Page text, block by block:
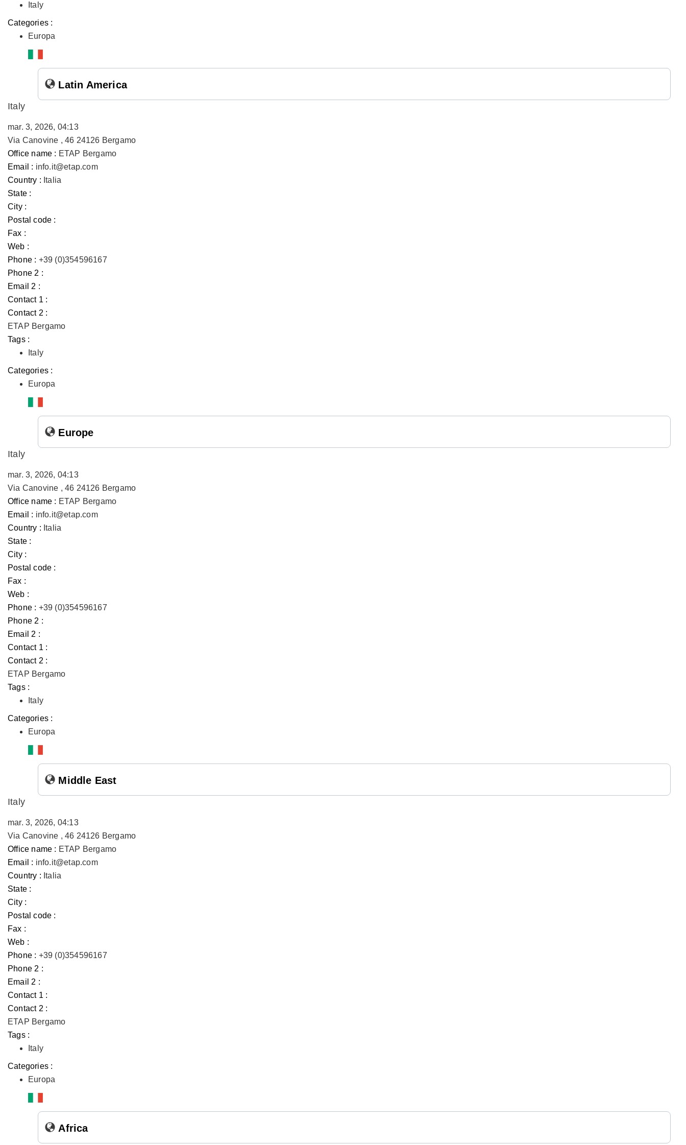
Italy
Categories :
Europa
Latin America
Italy
mar. 3, 2026, 04:13
Via Canovine , 46 24126 Bergamo
Office name : ETAP Bergamo
Email : info.it@etap.com
Country : Italia
State :
City :
Postal code :
Fax :
Web :
Phone : +39 (0)354596167
Phone 2 :
Email 2 :
Contact 1 :
Contact 2 :
ETAP Bergamo
Tags :
Italy
Categories :
Europa
Europe
Italy
mar. 3, 2026, 04:13
Via Canovine , 46 24126 Bergamo
Office name : ETAP Bergamo
Email : info.it@etap.com
Country : Italia
State :
City :
Postal code :
Fax :
Web :
Phone : +39 (0)354596167
Phone 2 :
Email 2 :
Contact 1 :
Contact 2 :
ETAP Bergamo
Tags :
Italy
Categories :
Europa
Middle East
Italy
mar. 3, 2026, 04:13
Via Canovine , 46 24126 Bergamo
Office name : ETAP Bergamo
Email : info.it@etap.com
Country : Italia
State :
City :
Postal code :
Fax :
Web :
Phone : +39 (0)354596167
Phone 2 :
Email 2 :
Contact 1 :
Contact 2 :
ETAP Bergamo
Tags :
Italy
Categories :
Europa
Africa